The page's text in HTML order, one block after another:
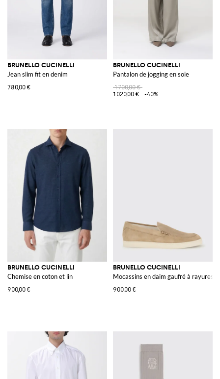
BRUNELLO CUCINELLI
Jean slim fit en denim
780,00 €
BRUNELLO CUCINELLI
Pantalon de jogging en soie
1 700,00 €
1 020,00 €
-40%
BRUNELLO CUCINELLI
Chemise en coton et lin
900,00 €
BRUNELLO CUCINELLI
Mocassins en daim gaufré à rayures
900,00 €